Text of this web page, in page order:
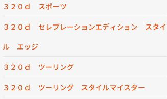
３２０ｄ スポーツ
３２０ｄ セレブレーションエディション スタイ
ル エッジ
３２０ｄ ツーリング
３２０ｄ ツーリング スタイルマイスター